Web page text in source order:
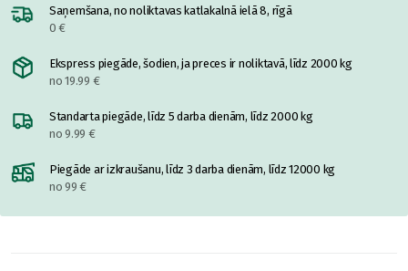
Saņemšana, no noliktavas katlakalnā ielā 8, rīgā
0 €
Ekspress piegāde, šodien, ja preces ir noliktavā, līdz 2000 kg
no 19.99 €
Standarta piegāde, līdz 5 darba dienām, līdz 2000 kg
no 9.99 €
Piegāde ar izkraušanu, līdz 3 darba dienām, līdz 12000 kg
no 99 €